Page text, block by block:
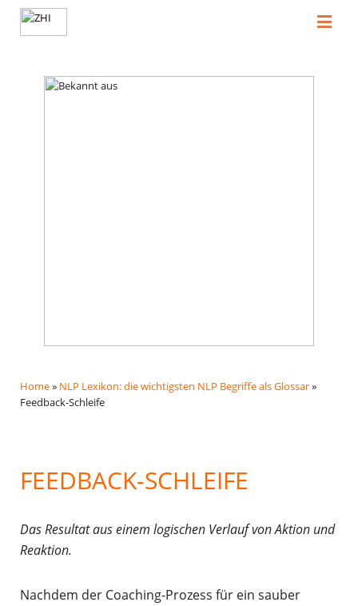
Home» NLP Lexikon: die wichtigsten NLP Begriffe als Glossar»
Feedback-Schleife
FEEDBACK-SCHLEIFE
Das Resultat aus einem logischen Verlauf von Aktion und
Reaktion.
Nachdem der Coaching-Prozess für ein sauber